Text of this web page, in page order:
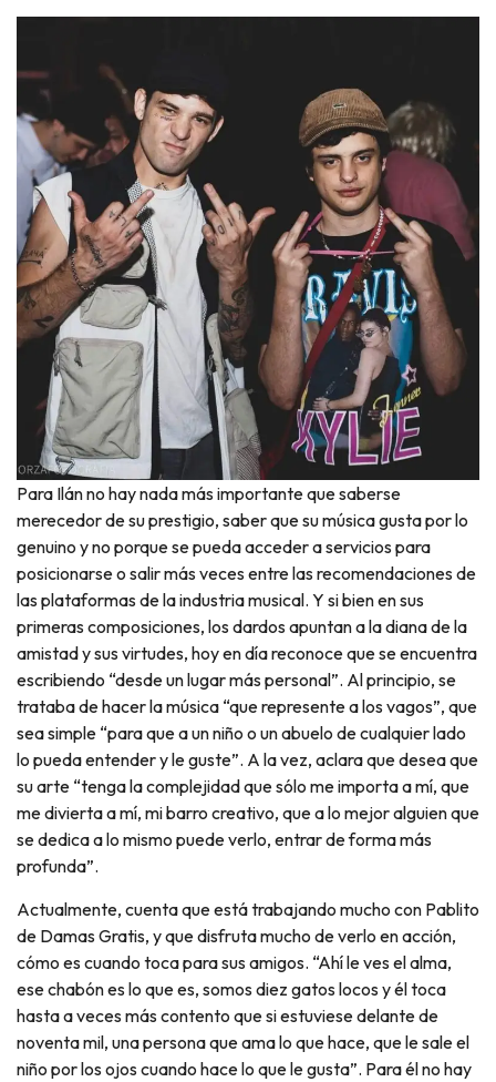
Para Ilán no hay nada más importante que saberse
merecedor de su prestigio, saber que su música gusta por lo
genuino y no porque se pueda acceder a servicios para
posicionarse o salir más veces entre las recomendaciones de
las plataformas de la industria musical. Y si bien en sus
primeras composiciones, los dardos apuntan a la diana de la
amistad y sus virtudes, hoy en día reconoce que se encuentra
escribiendo “desde un lugar más personal”. Al principio, se
trataba de hacer la música “que represente a los vagos”, que
sea simple “para que a un niño o un abuelo de cualquier lado
lo pueda entender y le guste”. A la vez, aclara que desea que
su arte “tenga la complejidad que sólo me importa a mí, que
me divierta a mí, mi barro creativo, que a lo mejor alguien que
se dedica a lo mismo puede verlo, entrar de forma más
profunda”.
Actualmente, cuenta que está trabajando mucho con Pablito
de Damas Gratis, y que disfruta mucho de verlo en acción,
cómo es cuando toca para sus amigos. “Ahí le ves el alma,
ese chabón es lo que es, somos diez gatos locos y él toca
hasta a veces más contento que si estuviese delante de
noventa mil, una persona que ama lo que hace, que le sale el
niño por los ojos cuando hace lo que le gusta”. Para él no hay